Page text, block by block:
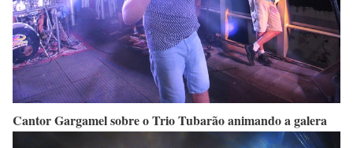
Cantor Gargamel sobre o Trio Tubarão animando a galera